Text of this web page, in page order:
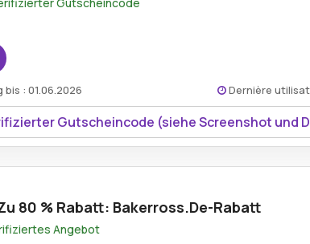
bis : 01.06.2026 Dernière
Gutscheincode (siehe Screenshot und
80 % Rabatt: Bakerross.De-Rabatt
Angebot